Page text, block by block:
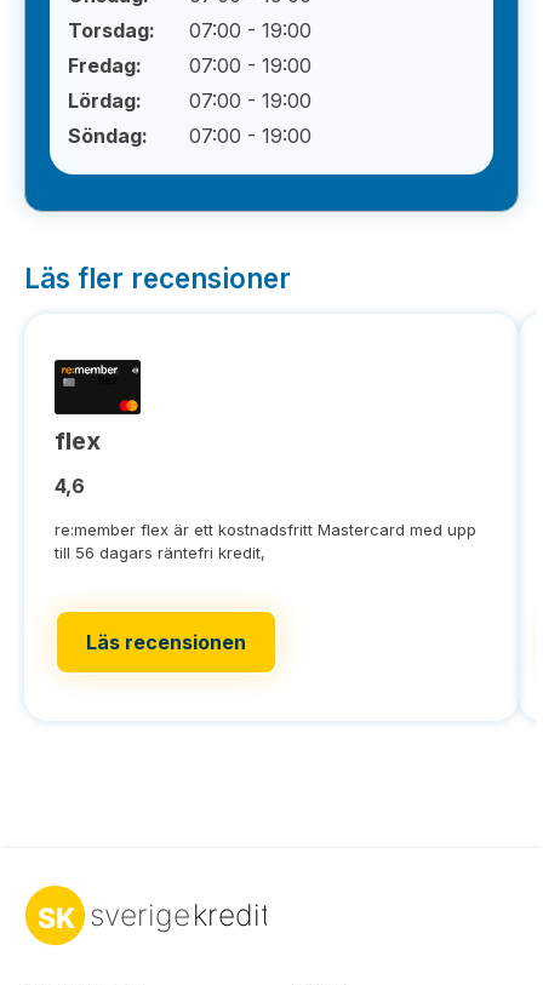
Torsdag:
07:00 - 19:00
Fredag:
07:00 - 19:00
Lördag:
07:00 - 19:00
Söndag:
07:00 - 19:00
Läs fler recensioner
flex
4,6
re:member flex är ett kostnadsfritt Mastercard med upp
till 56 dagars räntefri kredit,
Läs recensionen